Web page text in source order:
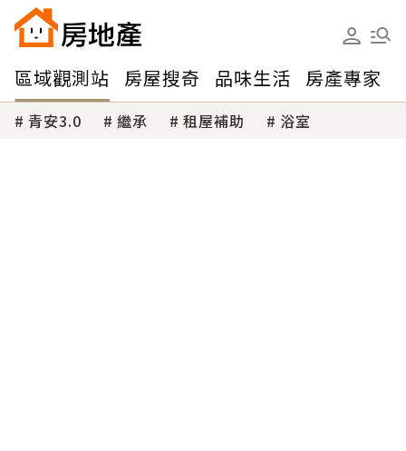
區域觀測站 房屋搜奇 品味生活 房產專家
青安3.0 繼承 租屋補助 浴室